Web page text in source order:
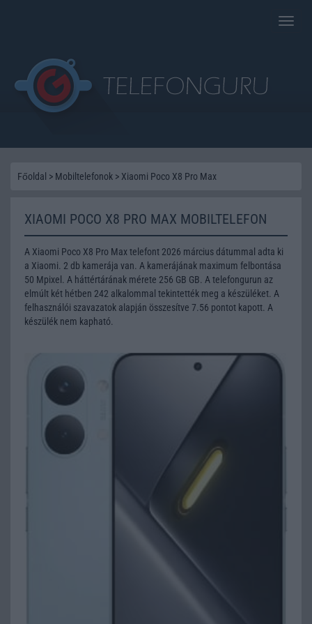
Toggle
Főoldal > Mobiltelefonok > Xiaomi Poco X8 Pro Max
XIAOMI POCO X8 PRO MAX MOBILTELEFON
A Xiaomi Poco X8 Pro Max telefont 2026 március dátummal adta ki
a Xiaomi. 2 db kamerája van. A kamerájának maximum felbontása
50 Mpixel. A háttértárának mérete 256 GB GB. A telefongurun az
elmúlt két hétben 242 alkalommal tekintették meg a készüléket. A
felhasználói szavazatok alapján összesítve 7.56 pontot kapott. A
készülék nem kapható.